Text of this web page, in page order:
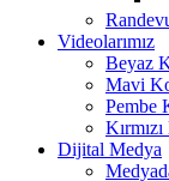
Videolarımız
Beyaz
Mavi
Pembe
Dijital Medya